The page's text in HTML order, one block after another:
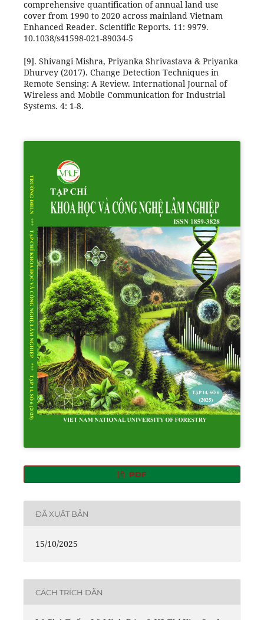
comprehensive quantification of annual land use
cover from 1990 to 2020 across mainland Vietnam
Enhanced Reader. Scientific Reports. 11: 9979.
10.1038/s41598-021-89034-5
[9]. Shivangi Mishra, Priyanka Shrivastava & Priyanka
Dhurvey (2017). Change Detection Techniques in
Remote Sensing: A Review. International Journal of
Wireless and Mobile Communication for Industrial
Systems. 4: 1-8.
PDF
ĐÃ XUẤT BẢN
15/10/2025
CÁCH TRÍCH DẪN